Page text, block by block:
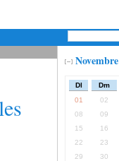
Novembre
Dl Dm
01
02
08
09
15
16
22
23
29
30